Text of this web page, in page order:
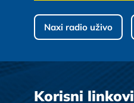
Naxi radio uživo
Korisni linkovi